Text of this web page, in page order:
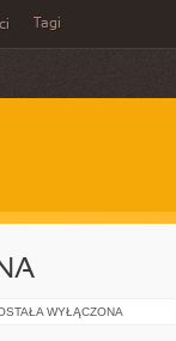
Tagi
WYŁĄCZONA